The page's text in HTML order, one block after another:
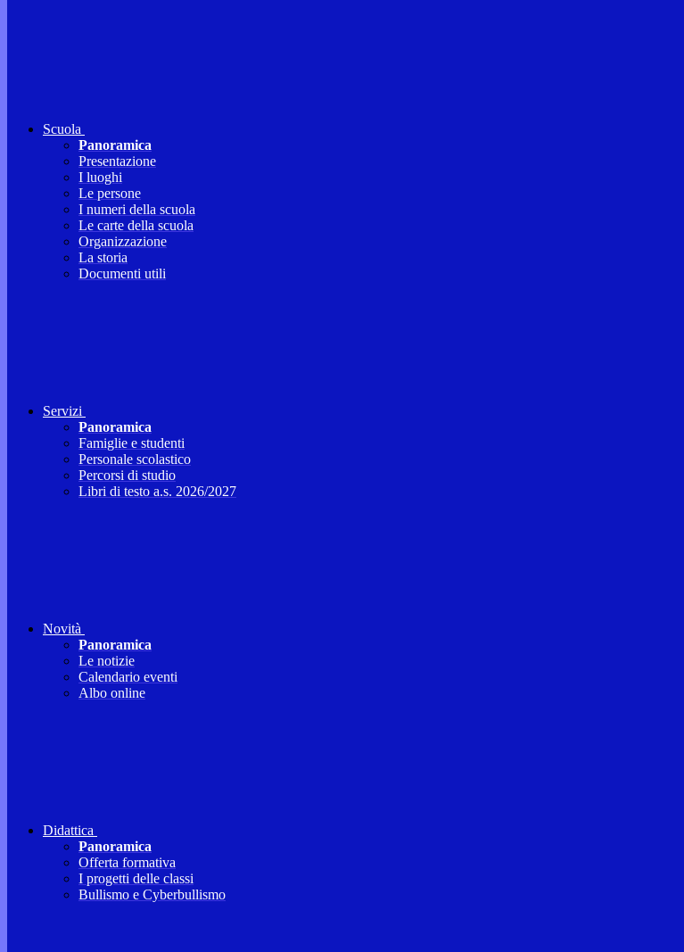
Scuola
Panoramica
Presentazione
I luoghi
Le persone
I numeri della scuola
Le carte della scuola
Organizzazione
La storia
Documenti utili
Servizi
Panoramica
Famiglie e studenti
Personale scolastico
Percorsi di studio
Libri di testo a.s. 2026/2027
Novità
Panoramica
Le notizie
Calendario eventi
Albo online
Didattica
Panoramica
Offerta formativa
I progetti delle classi
Bullismo e Cyberbullismo